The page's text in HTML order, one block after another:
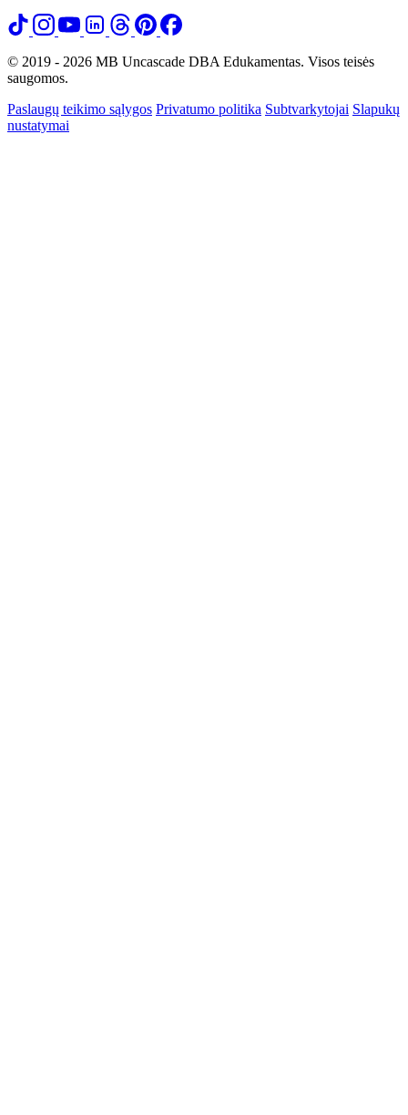
© 2019 - 2026 MB Uncascade DBA Edukamentas. Visos teisės
saugomos.
Paslaugų teikimo sąlygos Privatumo politika Subtvarkytojai Slapukų
nustatymai